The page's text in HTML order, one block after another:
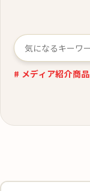
# メディア紹介商品